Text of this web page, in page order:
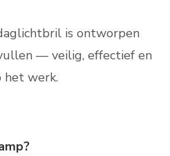
is ontworpen
— veilig, effectief en
het werk.